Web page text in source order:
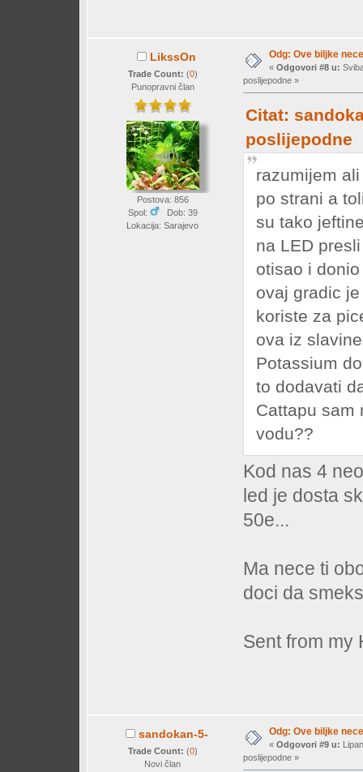
LikssOn
Trade Count: (0)
Punopravni član
Postova: 856
Spol:
Dob: 39
Lokacija: Sarajevo
Odg: Ove biljke
« Odgovori #8 u:
poslijepodne »
Citat:
poslijepodne
razumijem
po strani a
su tako
na LED
otisao i
ovaj gradic
koriste za
ova iz
Potassium
to dodavati
Cattapu sam
vodu??
Kod nas 4
led je dosta
50e...
Ma nece ti
doci da
Sent from my
sandokan-5-
Trade Count: (0)
Novi član
Odg: Ove biljke
« Odgovori #9 u:
poslijepodne »